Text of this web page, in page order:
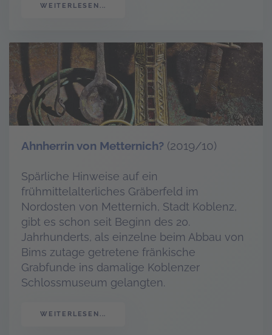
WEITERLESEN...
Ahnherrin von Metternich? (2019/10)
Spärliche Hinweise auf ein
frühmittelalterliches Gräberfeld im
Nordosten von Metternich, Stadt Koblenz,
gibt es schon seit Beginn des 20.
Jahrhunderts, als einzelne beim Abbau von
Bims zutage getretene fränkische
Grabfunde ins damalige Koblenzer
Schlossmuseum gelangten.
WEITERLESEN...